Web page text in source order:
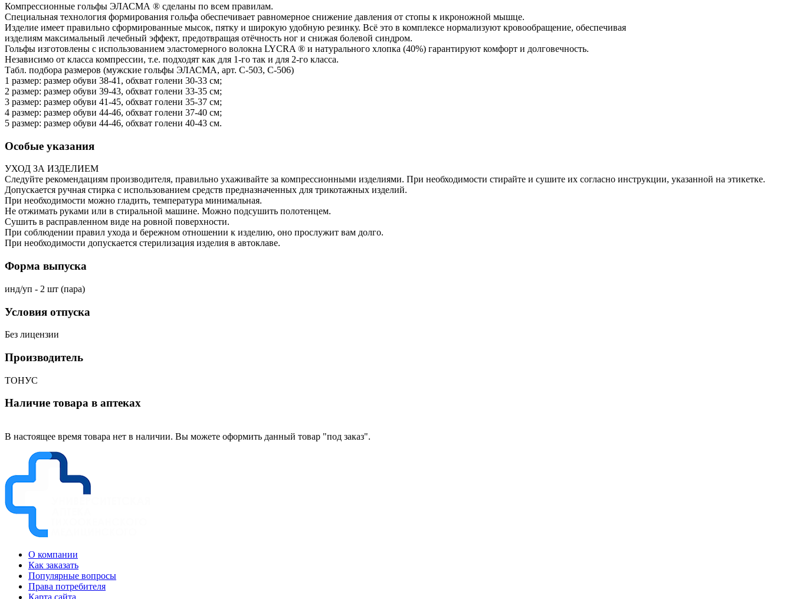
Компрессионные гольфы ЭЛАСМА ® сделаны по всем правилам.
Специальная технология формирования гольфа обеспечивает равномерное снижение давления от стопы к икроножной мышце.
Изделие имеет правильно сформированные мысок, пятку и широкую удобную резинку. Всё это в комплексе нормализуют кровообращение, обеспечивая
изделиям максимальный лечебный эффект, предотвращая отёчность ног и снижая болевой синдром.
Гольфы изготовлены с использованием эластомерного волокна LYCRA ® и натурального хлопка (40%) гарантируют комфорт и долговечность.
Независимо от класса компрессии, т.е. подходят как для 1-го так и для 2-го класса.
Табл. подбора размеров (мужские гольфы ЭЛАСМА, арт. С-503, С-506)
1 размер: размер обуви 38-41, обхват голени 30-33 см;
2 размер: размер обуви 39-43, обхват голени 33-35 см;
3 размер: размер обуви 41-45, обхват голени 35-37 см;
4 размер: размер обуви 44-46, обхват голени 37-40 см;
5 размер: размер обуви 44-46, обхват голени 40-43 см.
Особые указания
УХОД ЗА ИЗДЕЛИЕМ
Следуйте рекомендациям производителя, правильно ухаживайте за компрессионными изделиями. При необходимости стирайте и сушите их согласно инструкции, указанной на этикетке.
Допускается ручная стирка с использованием средств предназначенных для трикотажных изделий.
При необходимости можно гладить, температура минимальная.
Не отжимать руками или в стиральной машине. Можно подсушить полотенцем.
Сушить в расправленном виде на ровной поверхности.
При соблюдении правил ухода и бережном отношении к изделию, оно прослужит вам долго.
При необходимости допускается стерилизация изделия в автоклаве.
Форма выпуска
инд/уп - 2 шт (пара)
Условия отпуска
Без лицензии
Производитель
ТОНУС
Наличие товара в аптеках
В настоящее время товара нет в наличии. Вы можете оформить данный товар "под заказ".
О компании
Как заказать
Популярные вопросы
Права потребителя